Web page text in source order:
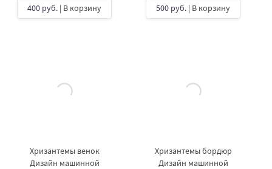
400 руб. | В корзину
500 руб. | В корзину
Хризантемы венок
Дизайн машинной
Хризантемы бордюр
Дизайн машинной